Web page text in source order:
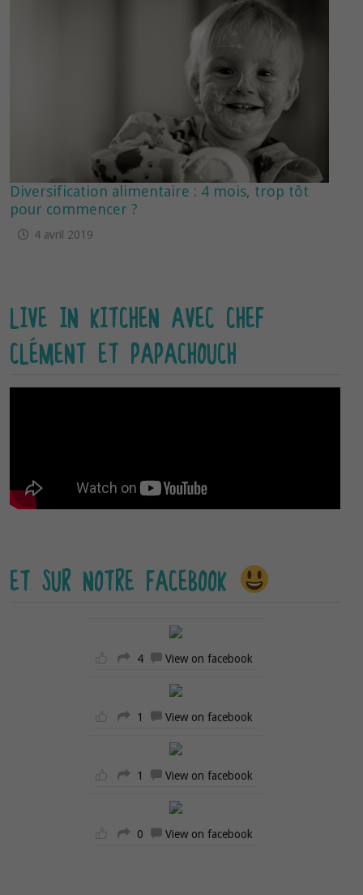
Diversification alimentaire : 4 mois, trop tôt
pour commencer ?
4 avril 2019
LIVE IN KITCHEN AVEC CHEF
CLÉMENT ET PAPACHOUCH
ET SUR NOTRE FACEBOOK
4 View on facebook
1 View on facebook
1 View on facebook
0 View on facebook